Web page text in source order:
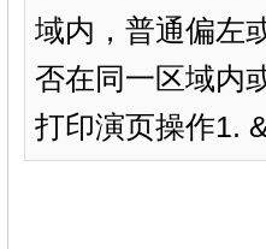
域内，普通偏左
否在同一区域内
打印演页操作1.